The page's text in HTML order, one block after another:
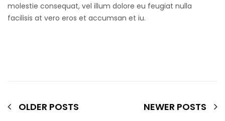
molestie consequat, vel illum dolore eu feugiat nulla
facilisis at vero eros et accumsan et iu.
OLDER POSTS NEWER POSTS